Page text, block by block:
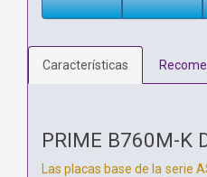
Características
PRIME B760M-K
Las placas base de la serie